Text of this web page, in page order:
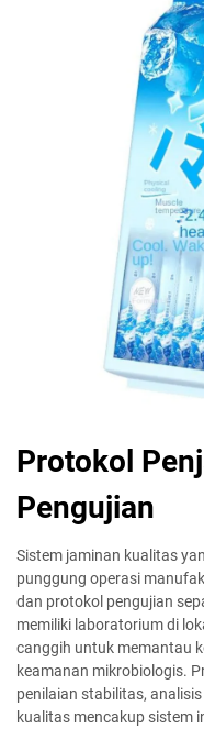
Protokol
Pengujian
Sistem jaminan kualitas
punggung operasi
dan protokol pengujian
memiliki laboratorium di
canggih untuk memantau
keamanan mikrobiologis.
penilaian stabilitas,
kualitas mencakup sistem